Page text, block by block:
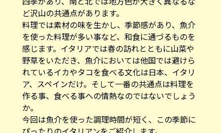
ど沢山の共通点があります。
料理では素材の味を生かし、季節感があり、魚介
を使った料理が多い事など、和食に通づるものを
感じます。イタリアでは春の訪れとともに山菜や
野草をいただき、魚介においては他国では避けら
れているイカやタコを食べる文化は日本、イタリ
ア、スペインだけ。そして一番の共通点は料理を
作る事、食べる事への情熱なのではないでしょう
か。
今回は魚介を使った調理時間が短く、この季節に